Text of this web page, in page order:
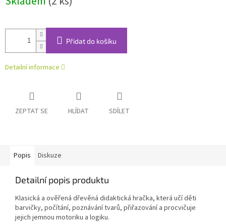
cena:
Přidat do košíku
Detailní informace
ZEPTAT SE HLÍDAT SDÍLET
Popis Diskuze
Detailní popis produktu
Klasická a ověřená dřevěná didaktická hračka, která učí děti
barvičky, počítání, poznávání tvarů, přiřazování a procvičuje
jejich jemnou motoriku a logiku.